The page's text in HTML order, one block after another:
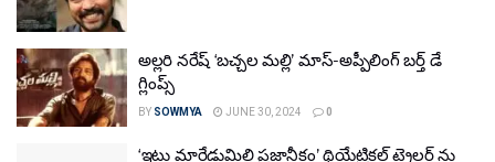
అల్లరి నరేష్ ‘బచ్చల మల్లి’ మాస్-అప్పీలింగ్ బర్త్ డే
గ్లింప్స్
BY SOWMYA JUNE 30, 2024 0
‘ఇట్లు మారేడుమిల్లి ప్రజానీకం’ థియేట్రికల్ ట్రైలర్ ను